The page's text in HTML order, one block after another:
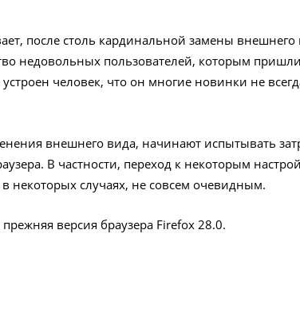
после столь кардинальной замены внешнего
недовольных пользователей, которым
человек, что он многие новинки не
внешнего вида, начинают испытывать
В частности, переход к некоторым
некоторых случаях, не совсем очевидным.
версия браузера Firefox 28.0.